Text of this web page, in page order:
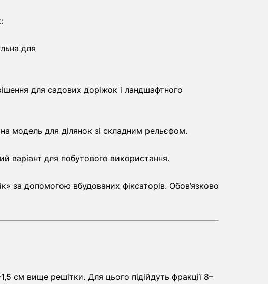
для
для садових доріжок і ландшафтного
модель для ділянок зі складним рельєфом.
варіант для побутового використання.
за допомогою вбудованих фіксаторів. Обов’язково
см вище решітки. Для цього підійдуть фракції 8–